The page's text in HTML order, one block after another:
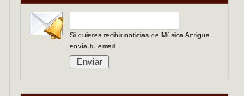
Si quieres recibir noticias de Música Antigua,
envía tu email.